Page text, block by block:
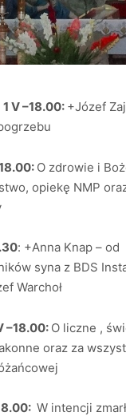
V –18.00: +Józef
O zdrowie i
opiekę NMP
: +Anna Knap – od
syna z BDS
Warchoł
–18.00: O liczne ,
oraz za
W intencji